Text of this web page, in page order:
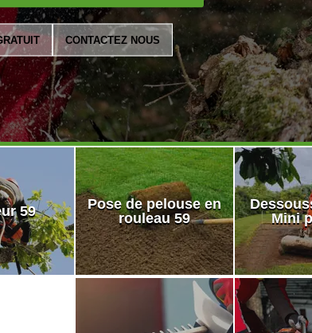
CONTACTEZ NOUS
59
Pose de pelouse en
rouleau 59
Mini